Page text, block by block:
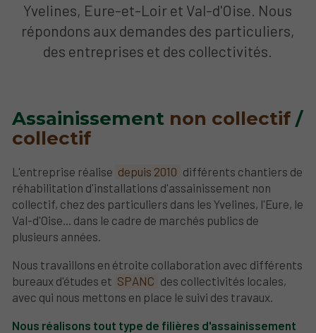
Yvelines, Eure-et-Loir et Val-d'Oise. Nous
répondons aux demandes des particuliers,
des entreprises et des collectivités.
Assainissement non collectif /
collectif
L'entreprise réalise depuis 2010 différents chantiers de
réhabilitation d'installations d'assainissement non
collectif, chez des particuliers dans les Yvelines, l'Eure, le
Val-d'Oise... dans le cadre de marchés publics de
plusieurs années.
Nous travaillons en étroite collaboration avec différents
bureaux d'études et SPANC des collectivités locales,
avec qui nous mettons en place le suivi des travaux.
Nous réalisons tout type de filières d'assainissement